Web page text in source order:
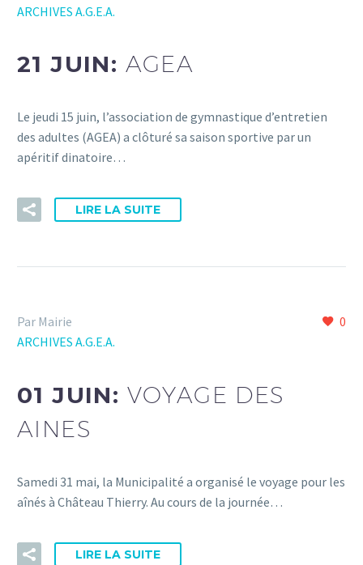
ARCHIVES A.G.E.A.
21 JUIN: AGEA
Le jeudi 15 juin, l’association de gymnastique d’entretien
des adultes (AGEA) a clôturé sa saison sportive par un
apéritif dinatoire…
LIRE LA SUITE
0
Par Mairie
ARCHIVES A.G.E.A.
01 JUIN: VOYAGE DES
AINES
Samedi 31 mai, la Municipalité a organisé le voyage pour les
aînés à Château Thierry. Au cours de la journée…
LIRE LA SUITE